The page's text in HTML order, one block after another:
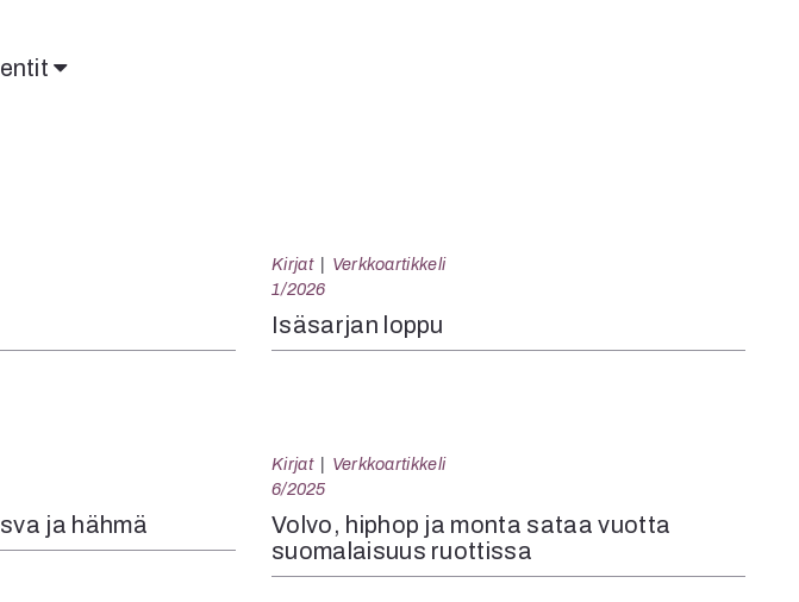
Kirjat
Verkkoartikkeli
1/2026
Isäsarjan loppu
ja hähmä
Kirjat
Verkkoartikkeli
6/2025
Volvo, hiphop ja monta sataa vuotta
suomalaisuus ruottissa